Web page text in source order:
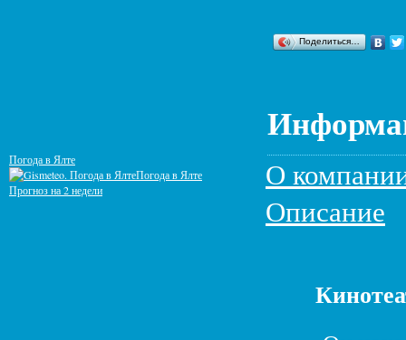
Поделиться…
О
Описание
Погода в Ялте
Погода в Ялте
Прогноз на 2 недели